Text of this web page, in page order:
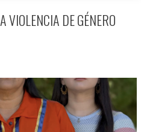
VIOLENCIA DE GÉNERO